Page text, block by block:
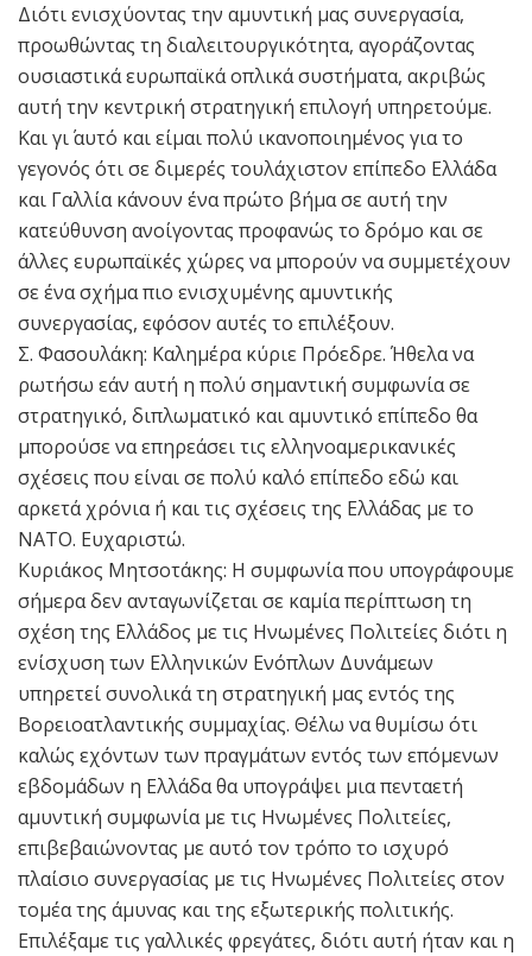
Διότι ενισχύοντας την αμυντική μας συνεργασία,
προωθώντας τη διαλειτουργικότητα, αγοράζοντας
ουσιαστικά ευρωπαϊκά οπλικά συστήματα, ακριβώς
αυτή την κεντρική στρατηγική επιλογή υπηρετούμε.
Και γι΄ αυτό και είμαι πολύ ικανοποιημένος για το
γεγονός ότι σε διμερές τουλάχιστον επίπεδο Ελλάδα
και Γαλλία κάνουν ένα πρώτο βήμα σε αυτή την
κατεύθυνση ανοίγοντας προφανώς το δρόμο και σε
άλλες ευρωπαϊκές χώρες να μπορούν να συμμετέχουν
σε ένα σχήμα πιο ενισχυμένης αμυντικής
συνεργασίας, εφόσον αυτές το επιλέξουν.
Σ. Φασουλάκη: Καλημέρα κύριε Πρόεδρε. Ήθελα να
ρωτήσω εάν αυτή η πολύ σημαντική συμφωνία σε
στρατηγικό, διπλωματικό και αμυντικό επίπεδο θα
μπορούσε να επηρεάσει τις ελληνοαμερικανικές
σχέσεις που είναι σε πολύ καλό επίπεδο εδώ και
αρκετά χρόνια ή και τις σχέσεις της Ελλάδας με το
ΝΑΤΟ. Ευχαριστώ.
Κυριάκος Μητσοτάκης: Η συμφωνία που υπογράφουμε
σήμερα δεν ανταγωνίζεται σε καμία περίπτωση τη
σχέση της Ελλάδος με τις Ηνωμένες Πολιτείες διότι η
ενίσχυση των Ελληνικών Ενόπλων Δυνάμεων
υπηρετεί συνολικά τη στρατηγική μας εντός της
Βορειοατλαντικής συμμαχίας. Θέλω να θυμίσω ότι
καλώς εχόντων των πραγμάτων εντός των επόμενων
εβδομάδων η Ελλάδα θα υπογράψει μια πενταετή
αμυντική συμφωνία με τις Ηνωμένες Πολιτείες,
επιβεβαιώνοντας με αυτό τον τρόπο το ισχυρό
πλαίσιο συνεργασίας με τις Ηνωμένες Πολιτείες στον
τομέα της άμυνας και της εξωτερικής πολιτικής.
Επιλέξαμε τις γαλλικές φρεγάτες, διότι αυτή ήταν και η